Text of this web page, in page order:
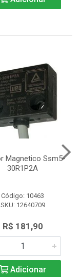
Magnetico Ssm5-
30R1P2A
Código: 10463
SKU: 12640709
R$ 181,90
Adicionar